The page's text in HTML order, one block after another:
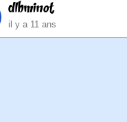
dlbminot
il y a 11 ans